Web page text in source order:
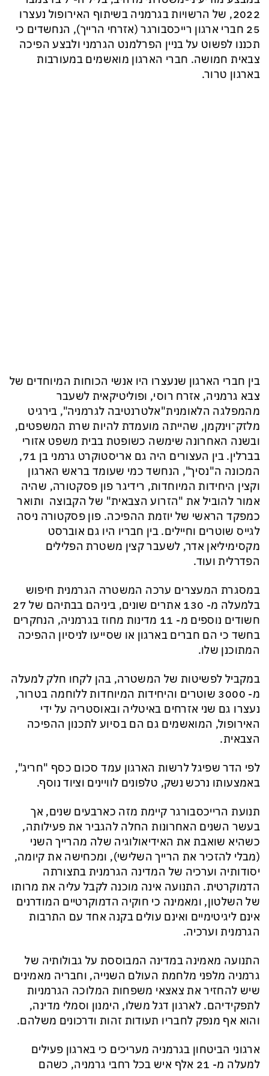
2022, של הרשויות בגרמניה בשיתוף האירופול נעצרו
25 חברי ארגון
רייכסבורגר(אזרחי הרייך), הנחשדים כי
תכננו לפשוט על בניין הפרלמנט הגרמני ולבצע הפיכה
צבאית חמושה. חברי הארגון מואשמים במעורבות
בארגון טרור.
בין חברי הארגון שנעצרו היו אנשי הכוחות המיוחדים של
צבא גרמניה, אזרח רוסי, ופוליטיקאית לשעבר
מהמפלגה הלאומנית"אלטרנטיבה לגרמניה", בירגיט
מלזק־וינקמן, שהייתה מועמדת להיות שרת המשפטים,
ובשנה האחרונה שימשה כשופטת בבית משפט אזורי
בברלין. בין העצורים היה גם אריסטוקרט גרמני בן 71,
המכונה ה"נסיך", הנחשד כמי שעומד בראש הארגון
וקצין היחידות המיוחדות, רידיגר פון פסקטורה, שהיה
אמור להוביל את "הזרוע הצבאית" של הקבוצה ותואר
כמפקד הראשי של יוזמת ההפיכה. פון פסקטורה ניסה
לגייס שוטרים וחיילים. בין חבריו היו גם אוברסט
מקסימיליאן אדר, לשעבר קצין משטרת הפלילים
הפדרלית ועוד.
במסגרת המעצרים ערכה המשטרה הגרמנית חיפוש
בלמעלה מ- 130 אתרים שונים
, ביניהם בבתיהם של 27
חשודים
נוספים מ- 11 מדינות מחוז בגרמניה, הנחקרים
בחשד כי הם חברים בארגון או שסייעו לניסיון ההפיכה
המתוכנן שלו.
במקביל לפשיטות של המשטרה, בהן לקחו חלק למעלה
מ- 3000 שוטרים
והיחידות המיוחדות ללוחמה בטרור,
נעצרו גם שני אזרחים באיטליה ובאוסטריה על ידי
האירופול, המואשמים גם הםבסיוע לתכנון ההפיכה
הצבאית.
לפי הדר שפיגל לרשות הארגון עמד סכום כסף "חריג",
באמצעותו נרכש נשק, טלפונים לוויינים וציוד נוסף.
תנועת הרייכסבורגר קיימת מזה כארבעים שנים, אך
בעשר השנים האחרונות החלה להגביר את פעילותה,
כשהיא שואבת את האידיאולוגיה שלה מהרייך השני
(מבלי להזכיר את הרייך השלישי), ומכחישה את קיומה,
יסודותיה וערכיה של המדינה הגרמנית בתצורתה
הדמוקרטית. התנועה אינה מוכנה לקבל עליה את מרותו
של השלטון, ומאמינה כי חוקיה הדמוקרטיים המודרנים
אינם ליגיטימיים ואינם עולים בקנה אחד עם התרבות
הגרמנית וערכיה.
התנועה מאמינה במדינה המבוססת על גבולותיה של
גרמניה מלפני מלחמת העולם השנייה, וחבריה מאמינים
שיש להחזיר את צאצאי משפחות המלוכה הגרמניות
לתפקידיהם. לארגון דגל משלו, הימנון וסמלי מדינה,
והוא אף מנפק לחבריו תעודות זהות ודרכונים משלהם.
ארגוני הביטחון בגרמניה מעריכים כי בארגון פעילים
למעלה מ- 21 אלף איש בכל רחבי גרמניה, כשהם